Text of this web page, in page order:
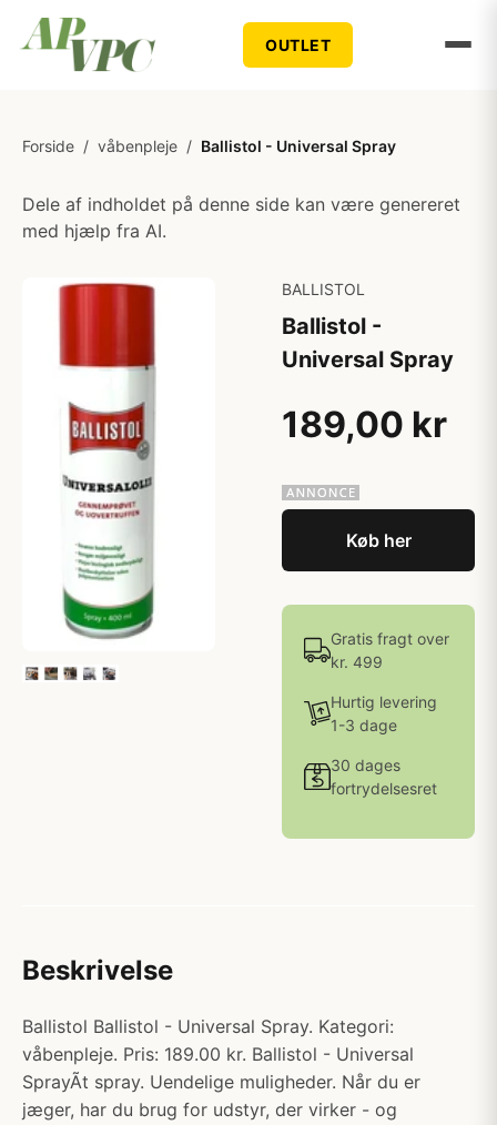
OUTLET
Forside / våbenpleje / Ballistol - Universal Spray
Dele af indholdet på denne side kan være genereret
med hjælp fra AI.
BALLISTOL
Ballistol -
Universal Spray
189,00 kr
Køb her
Gratis fragt over
kr. 499
Hurtig levering
1-3 dage
30 dages
fortrydelsesret
Beskrivelse
Ballistol Ballistol - Universal Spray. Kategori:
våbenpleje. Pris: 189.00 kr. Ballistol - Universal
SprayÃt spray. Uendelige muligheder. Når du er
jæger, har du brug for udstyr, der virker - og